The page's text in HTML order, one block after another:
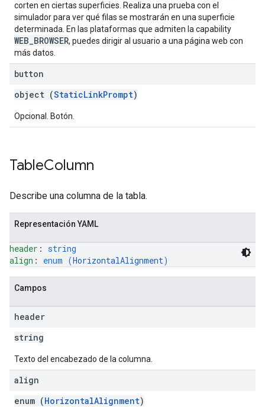
corten en ciertas superficies. Realiza una prueba con el
simulador para ver qué filas se mostrarán en una superficie
determinada. En las plataformas que admiten la capability
WEB_BROWSER, puedes dirigir al usuario a una página web con
más datos.
button
object (StaticLinkPrompt)
Opcional. Botón.
TableColumn
Describe una columna de la tabla.
Representación YAML
header : string
align : enum (HorizontalAlignment)
Campos
header
string
Texto del encabezado de la columna.
align
enum (HorizontalAlignment)